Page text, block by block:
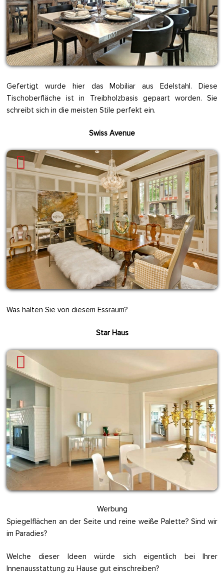
Gefertigt wurde hier das Mobiliar aus Edelstahl. Diese
Tischoberfläche ist in Treibholzbasis gepaart worden. Sie
schreibt sich in die meisten Stile perfekt ein.
Swiss Avenue
Was halten Sie von diesem Essraum?
Star Haus
Werbung
Spiegelflächen an der Seite und reine weiße Palette? Sind wir
im Paradies?
Welche dieser Ideen würde sich eigentlich bei Ihrer
Innenausstattung zu Hause gut einschreiben?